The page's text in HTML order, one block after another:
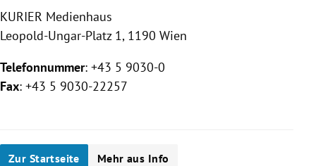
KURIER Medienhaus
Leopold-Ungar-Platz 1, 1190 Wien
Telefonnummer: +43 5 9030-0
Fax: +43 5 9030-22257
Zur Startseite Mehr aus Info